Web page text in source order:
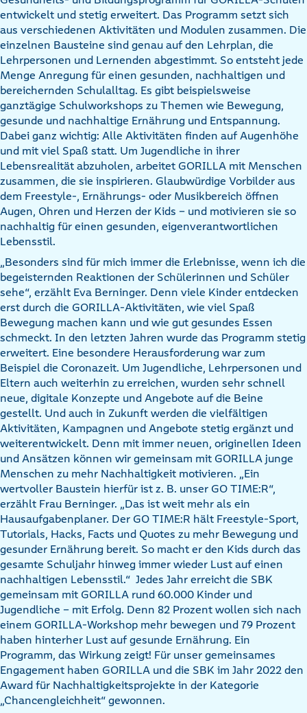
entwickelt und stetig erweitert. Das Programm setzt sich
aus verschiedenen Aktivitäten und Modulen zusammen. Die
einzelnen Bausteine sind genau auf den Lehrplan, die
Lehrpersonen und Lernenden abgestimmt. So entsteht jede
Menge Anregung für einen gesunden, nachhaltigen und
bereichernden Schulalltag. Es gibt beispielsweise
ganztägige Schulworkshops zu Themen wie Bewegung,
gesunde und nachhaltige Ernährung und Entspannung.
Dabei ganz wichtig: Alle Aktivitäten finden auf Augenhöhe
und mit viel Spaß statt. Um Jugendliche in ihrer
Lebensrealität abzuholen, arbeitet GORILLA mit Menschen
zusammen, die sie inspirieren. Glaubwürdige Vorbilder aus
dem Freestyle-, Ernährungs- oder Musikbereich öffnen
Augen, Ohren und Herzen der Kids – und motivieren sie so
nachhaltig für einen gesunden, eigenverantwortlichen
Lebensstil.
„Besonders sind für mich immer die Erlebnisse, wenn ich die
begeisternden Reaktionen der Schülerinnen und Schüler
sehe“, erzählt Eva Berninger. Denn viele Kinder entdecken
erst durch die GORILLA-Aktivitäten, wie viel Spaß
Bewegung machen kann und wie gut gesundes Essen
schmeckt. In den letzten Jahren wurde das Programm stetig
erweitert. Eine besondere Herausforderung war zum
Beispiel die Coronazeit. Um Jugendliche, Lehrpersonen und
Eltern auch weiterhin zu erreichen, wurden sehr schnell
neue, digitale Konzepte und Angebote auf die Beine
gestellt. Und auch in Zukunft werden die vielfältigen
Aktivitäten, Kampagnen und Angebote stetig ergänzt und
weiterentwickelt. Denn mit immer neuen, originellen Ideen
und Ansätzen können wir gemeinsam mit GORILLA junge
Menschen zu mehr Nachhaltigkeit motivieren. „Ein
wertvoller Baustein hierfür ist z. B. unser GO TIME:R“,
erzählt Frau Berninger. „Das ist weit mehr als ein
Hausaufgabenplaner. Der GO TIME:R hält Freestyle-Sport,
Tutorials, Hacks, Facts und Quotes zu mehr Bewegung und
gesunder Ernährung bereit. So macht er den Kids durch das
gesamte Schuljahr hinweg immer wieder Lust auf einen
nachhaltigen Lebensstil.“ Jedes Jahr erreicht die SBK
gemeinsam mit GORILLA rund 60.000 Kinder und
Jugendliche – mit Erfolg. Denn 82 Prozent wollen sich nach
einem GORILLA-Workshop mehr bewegen und 79 Prozent
haben hinterher Lust auf gesunde Ernährung. Ein
Programm, das Wirkung zeigt! Für unser gemeinsames
Engagement haben GORILLA und die SBK im Jahr 2022 den
Award für Nachhaltigkeitsprojekte in der Kategorie
„Chancengleichheit“ gewonnen.